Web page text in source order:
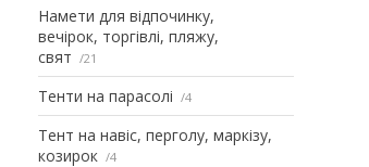
Намети для відпочинку,
вечірок, торгівлі, пляжу,
свят
21
Тенти на парасолі 4
Тент на навіс, перголу, маркізу,
козирок
4